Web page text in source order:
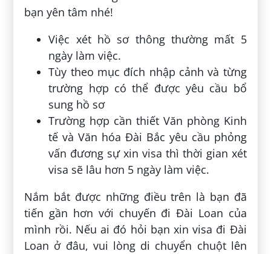
bạn yên tâm nhé!
Việc xét hồ sơ thông thường mất 5
ngày làm việc.
Tùy theo mục đích nhập cảnh và từng
trường hợp có thể được yêu cầu bổ
sung hồ sơ
Trường hợp cần thiết Văn phòng Kinh
tế và Văn hóa Đài Bắc yêu cầu phỏng
vấn đương sự xin visa thì thời gian xét
visa sẽ lâu hơn 5 ngày làm việc.
Nắm bắt được những điều trên là bạn đã
tiến gần hơn với chuyến đi Đài Loan của
mình rồi. Nếu ai đó hỏi bạn xin visa đi Đài
Loan ở đâu, vui lòng di chuyển chuột lên